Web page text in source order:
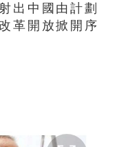
出中國由計劃
革開放掀開序